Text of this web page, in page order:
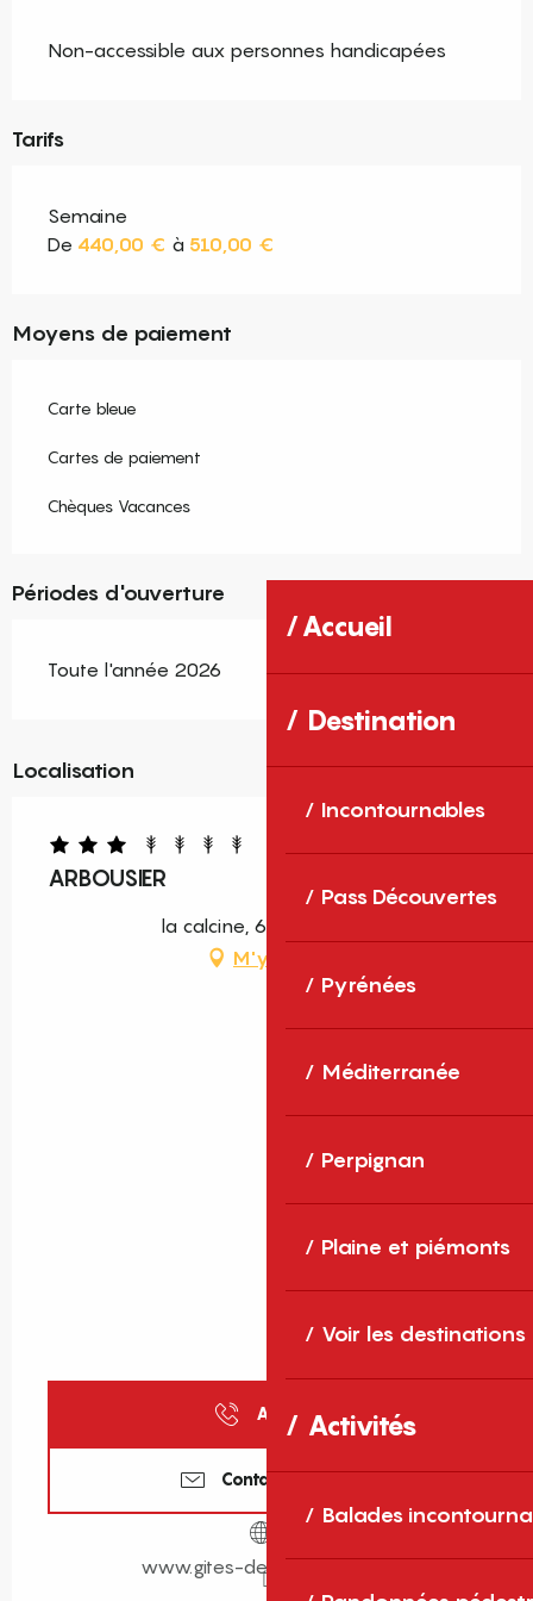
Accueil
Destination
Incontournables
Pass Découvertes
Pyrénées
Méditerranée
Perpignan
Plaine et piémonts
Voir les destinations
Activités
Balades
Non-accessible aux personnes handicapées
Tarifs
Semaine
De 440,00 € à 510,00 €
Moyens de paiement
Carte bleue
Cartes de paiement
Chèques Vacances
Périodes d'ouverture
Toute l'année 2026
Localisation
ARBOUSIER
la calcine, 66300 Llauro
M'y rendre
Appeler
Contactez-nous
www.gites-de-france-sud.fr